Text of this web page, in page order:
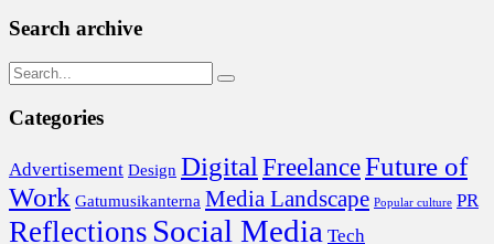
Search archive
Categories
Advertisement Design Digital FreelanceFuture of
Work Gatumusikanterna Media Landscape Popular culture PR
Reflections Social Media Tech